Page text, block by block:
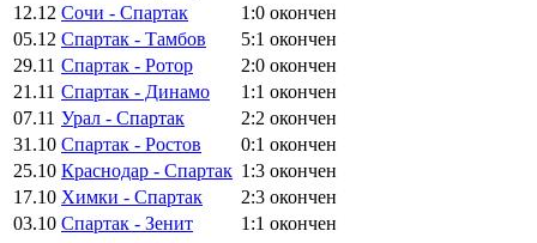
12.12 Сочи - Спартак 1:0 окончен
05.12 Спартак - Тамбов 5:1 окончен
29.11 Спартак - Ротор 2:0 окончен
21.11 Спартак - Динамо 1:1 окончен
07.11 Урал - Спартак 2:2 окончен
31.10 Спартак - Ростов 0:1 окончен
25.10 Краснодар - Спартак 1:3 окончен
17.10 Химки - Спартак 2:3 окончен
03.10 Спартак - Зенит 1:1 окончен